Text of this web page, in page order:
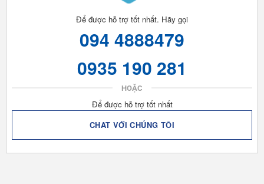
Để được hỗ trợ tốt nhất. Hãy gọi
094 4888479
0935 190 281
HOẶC
Để được hỗ trợ tốt nhất
CHAT VỚI CHÚNG TÔI